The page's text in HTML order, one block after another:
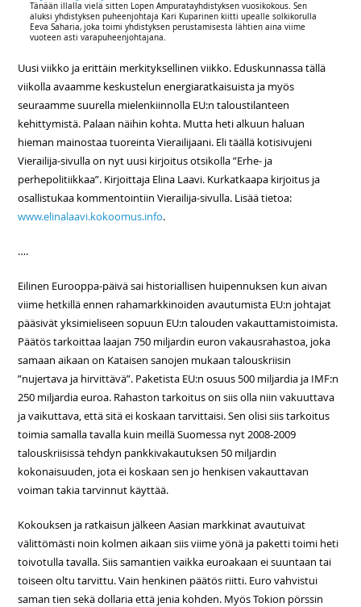
Tänään illalla vielä sitten Lopen Ampuratayhdistyksen vuosikokous. Sen
aluksi yhdistyksen puheenjohtaja Kari Kuparinen kiitti upealle solkikorulla
Eeva Saharia, joka toimi yhdistyksen perustamisesta lähtien aina viime
vuoteen asti varapuheenjohtajana.
Uusi viikko ja erittäin merkityksellinen viikko. Eduskunnassa tällä
viikolla avaamme keskustelun energiaratkaisuista ja myös
seuraamme suurella mielenkiinnolla EU:n taloustilanteen
kehittymistä. Palaan näihin kohta. Mutta heti alkuun haluan
hieman mainostaa tuoreinta Vierailijaani. Eli täällä kotisivujeni
Vierailija-sivulla on nyt uusi kirjoitus otsikolla ”Erhe- ja
perhepolitiikkaa”. Kirjoittaja Elina Laavi. Kurkatkaapa kirjoitus ja
osallistukaa kommentointiin Vierailija-sivulla. Lisää tietoa:
www.elinalaavi.kokoomus.info.
….
Eilinen Eurooppa-päivä sai historiallisen huipennuksen kun aivan
viime hetkillä ennen rahamarkkinoiden avautumista EU:n johtajat
pääsivät yksimieliseen sopuun EU:n talouden vakauttamistoimista.
Päätös tarkoittaa laajan 750 miljardin euron vakausrahastoa, joka
samaan aikaan on Kataisen sanojen mukaan talouskriisin
”nujertava ja hirvittävä”. Paketista EU:n osuus 500 miljardia ja IMF:n
250 miljardia euroa. Rahaston tarkoitus on siis olla niin vakuuttava
ja vaikuttava, että sitä ei koskaan tarvittaisi. Sen olisi siis tarkoitus
toimia samalla tavalla kuin meillä Suomessa nyt 2008-2009
talouskriisissä tehdyn pankkivakautuksen 50 miljardin
kokonaisuuden, jota ei koskaan sen jo henkisen vakauttavan
voiman takia tarvinnut käyttää.
Kokouksen ja ratkaisun jälkeen Aasian markkinat avautuivat
välittömästi noin kolmen aikaan siis viime yönä ja paketti toimi heti
toivotulla tavalla. Siis samantien vaikka euroakaan ei suuntaan tai
toiseen oltu tarvittu. Vain henkinen päätös riitti. Euro vahvistui
saman tien sekä dollaria että jenia kohden. Myös Tokion pörssin